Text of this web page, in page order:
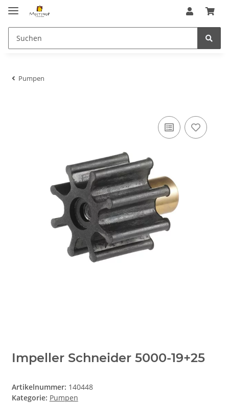
Pumpen
Impeller Schneider 5000-19+25
Artikelnummer: 140448
Kategorie: Pumpen